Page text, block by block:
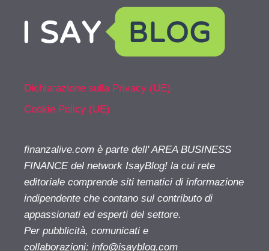
Dichiarazione sulla Privacy (UE)
Cookie Policy (UE)
finanzalive.com è parte dell' AREA BUSINESS
FINANCE del network IsayBlog! la cui rete
editoriale comprende siti tematici di informazione
indipendente che contano sul contributo di
appassionati ed esperti del settore.
Per pubblicità, comunicati e
collaborazioni: info@isayblog.com